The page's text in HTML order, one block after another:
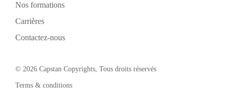
Nos formations
Carrières
Contactez-nous
© 2026 Capstan Copyrights, Tous droits réservés
Terms & conditions